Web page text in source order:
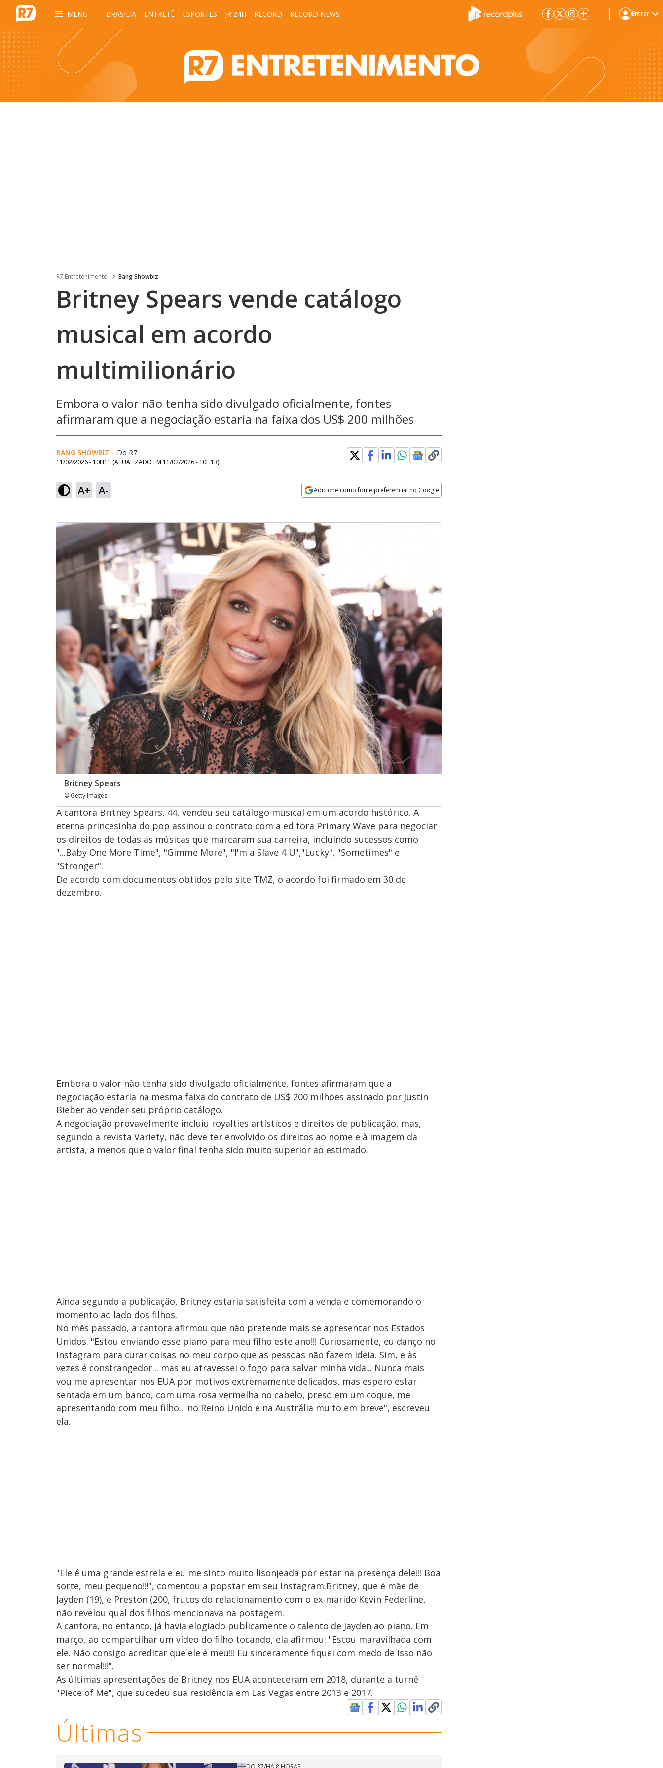
MENU BRASÍLIA ENTRETÊ ESPORTES JR 24H RECORD RECORD NEWS Entrar
R7 Entretenimento Bang Showbiz
Britney Spears vende catálogo
musical em acordo
multimilionário
Embora o valor não tenha sido divulgado oficialmente, fontes
afirmaram que a negociação estaria na faixa dos US$ 200 milhões
BANG SHOWBIZ | Do R7
11/02/2026 - 10H13 (ATUALIZADO EM 11/02/2026 - 10H13)
A+ A- Adicione como fonte preferencial no Google
Britney Spears
© Getty Images
A cantora Britney Spears, 44, vendeu seu catálogo musical em um acordo histórico. A
eterna princesinha do pop assinou o contrato com a editora Primary Wave para negociar
os direitos de todas as músicas que marcaram sua carreira, incluindo sucessos como
"...Baby One More Time", "Gimme More", "I'm a Slave 4 U","Lucky", "Sometimes" e
"Stronger".
De acordo com documentos obtidos pelo site TMZ, o acordo foi firmado em 30 de
dezembro.
Embora o valor não tenha sido divulgado oficialmente, fontes afirmaram que a
negociação estaria na mesma faixa do contrato de US$ 200 milhões assinado por Justin
Bieber ao vender seu próprio catálogo.
A negociação provavelmente incluiu royalties artísticos e direitos de publicação, mas,
segundo a revista Variety, não deve ter envolvido os direitos ao nome e à imagem da
artista, a menos que o valor final tenha sido muito superior ao estimado.
Ainda segundo a publicação, Britney estaria satisfeita com a venda e comemorando o
momento ao lado dos filhos.
No mês passado, a cantora afirmou que não pretende mais se apresentar nos Estados
Unidos. "Estou enviando esse piano para meu filho este ano!!! Curiosamente, eu danço no
Instagram para curar coisas no meu corpo que as pessoas não fazem ideia. Sim, e às
vezes é constrangedor... mas eu atravessei o fogo para salvar minha vida... Nunca mais
vou me apresentar nos EUA por motivos extremamente delicados, mas espero estar
sentada em um banco, com uma rosa vermelha no cabelo, preso em um coque, me
apresentando com meu filho... no Reino Unido e na Austrália muito em breve", escreveu
ela.
"Ele é uma grande estrela e eu me sinto muito lisonjeada por estar na presença dele!!! Boa
sorte, meu pequeno!!!", comentou a popstar em seu Instagram.Britney, que é mãe de
Jayden (19), e Preston (200, frutos do relacionamento com o ex-marido Kevin Federline,
não revelou qual dos filhos mencionava na postagem.
A cantora, no entanto, já havia elogiado publicamente o talento de Jayden ao piano. Em
março, ao compartilhar um vídeo do filho tocando, ela afirmou: "Estou maravilhada com
ele. Não consigo acreditar que ele é meu!!! Eu sinceramente fiquei com medo de isso não
ser normal!!!".
As últimas apresentações de Britney nos EUA aconteceram em 2018, durante a turnê
"Piece of Me", que sucedeu sua residência em Las Vegas entre 2013 e 2017.
Últimas
DO R7/HÁ 8 HORAS